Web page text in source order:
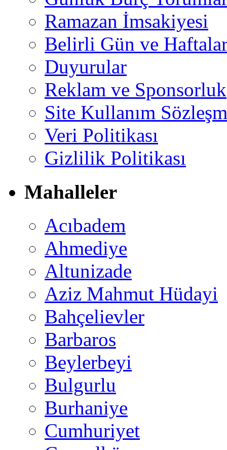
Ramazan İmsakiyesi
Belirli Gün ve
Duyurular
Reklam ve Sponsorluk
Site Kullanım
Veri Politikası
Gizlilik Politikası
Mahalleler
Acıbadem
Ahmediye
Altunizade
Aziz Mahmut Hüdayi
Bahçelievler
Barbaros
Beylerbeyi
Bulgurlu
Burhaniye
Cumhuriyet